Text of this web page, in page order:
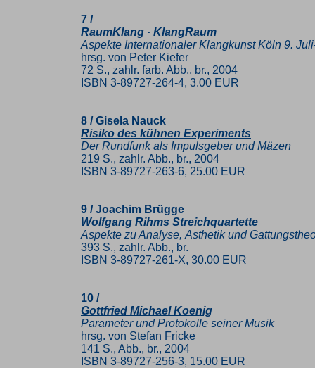
7 /
RaumKlang · KlangRaum
Aspekte Internationaler Klangkunst Köln 9.
hrsg. von Peter Kiefer
72 S., zahlr. farb. Abb., br., 2004
ISBN 3-89727-264-4, 3.00 EUR
8 / Gisela Nauck
Risiko des kühnen Experiments
Der Rundfunk als Impulsgeber und Mäzen
219 S., zahlr. Abb., br., 2004
ISBN 3-89727-263-6, 25.00 EUR
9 / Joachim Brügge
Wolfgang Rihms Streichquartette
Aspekte zu Analyse, Ästhetik und
393 S., zahlr. Abb., br.
ISBN 3-89727-261-X, 30.00 EUR
10 /
Gottfried Michael Koenig
Parameter und Protokolle seiner Musik
hrsg. von Stefan Fricke
141 S., Abb., br., 2004
ISBN 3-89727-256-3, 15.00 EUR